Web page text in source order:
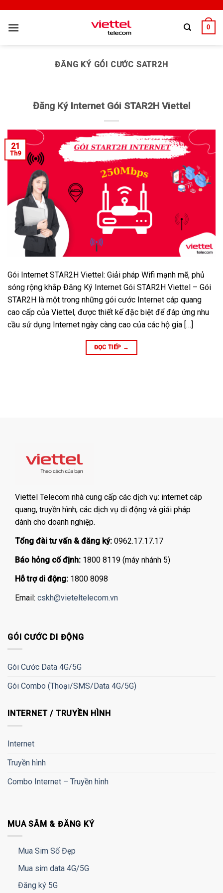
0
ĐĂNG KÝ GÓI CƯỚC SATR2H
Đăng Ký Internet Gói STAR2H Viettel
21
Th9
Gói Internet STAR2H Viettel: Giải pháp Wifi mạnh mẽ, phủ
sóng rộng khắp Đăng Ký Internet Gói STAR2H Viettel – Gói
STAR2H là một trong những gói cước Internet cáp quang
cao cấp của Viettel, được thiết kế đặc biệt để đáp ứng nhu
cầu sử dụng Internet ngày càng cao của các hộ gia […]
ĐỌC TIẾP →
Viettel Telecom nhà cung cấp các dịch vụ: internet cáp
quang, truyền hình, các dịch vụ di động và giải pháp
dành cho doanh nghiệp.
Tổng đài tư vấn & đăng ký: 0962.17.17.17
Báo hỏng cố định: 1800 8119 (máy nhánh 5)
Hỗ trợ di động: 1800 8098
Email: cskh@vieteltelecom.vn
GÓI CƯỚC DI ĐỘNG
Gói Cước Data 4G/5G
Gói Combo (Thoại/SMS/Data 4G/5G)
INTERNET / TRUYỀN HÌNH
Internet
Truyền hình
Combo Internet – Truyền hình
MUA SẮM & ĐĂNG KÝ
Mua Sim Số Đẹp
Mua sim data 4G/5G
Đăng ký 5G